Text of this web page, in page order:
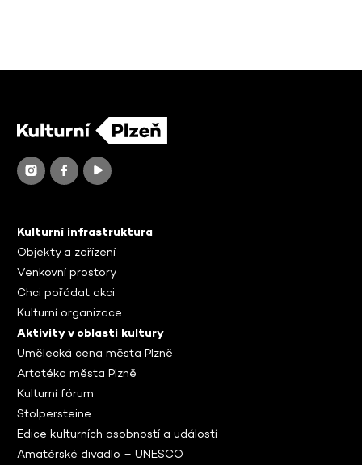
Kulturní infrastruktura
Objekty a zařízení
Venkovní prostory
Chci pořádat akci
Kulturní organizace
Aktivity v oblasti kultury
Umělecká cena města Plzně
Artotéka města Plzně
Kulturní fórum
Stolpersteine
Edice kulturních osobností a událostí
Amatérské divadlo – UNESCO